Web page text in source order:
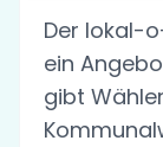
Der lokal-
ein
gibt